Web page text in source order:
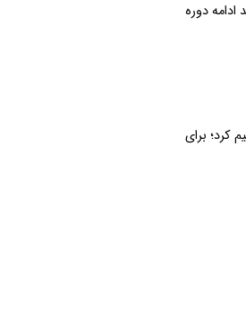
ادامه دوره
کرد؛ برای